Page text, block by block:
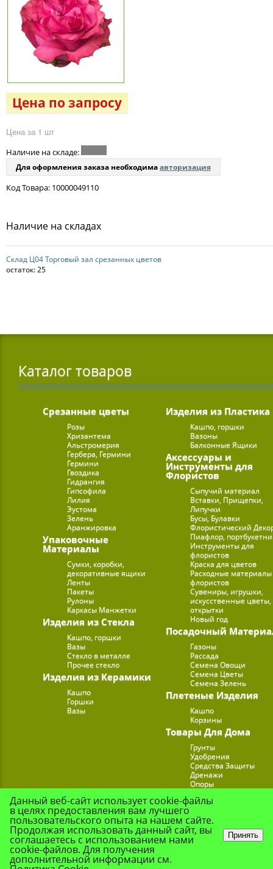
Цена по запросу
Цена за 1 шт
Наличие на складе:
Для оформления заказа необходимаавторизация
Код Товара: 10000049110
Наличие на складах
Склад Ц04 Торговый зал срезанных цветов
остаток:25
Каталог товаров
Срезанные цветы
Розы
Хризантема
Альстромерия
Гербера, Гермини
Гермини
Гвоздика
Гидрангия
Гипсофила
Лилия
Эустома
Зелень
Аранжировка
Упаковочные
Материалы
Сумки, коробки,
декоративные ящики
Ленты
Пакеты
Рулоны
Каркасы Манжетки
Изделия из Стекла
Кашпо, горшки
Вазы
Стекло в металле
Прочее стекло
Изделия из Керамики
Кашпо
Горшки
Вазы
Изделия из Пластика
Кашпо, горшки
Вазоны
Балконные Ящики
Аксессуары и
Инструменты для
Флористов
Сыпучий материал
Вставки, Прищепки,
Липучки
Бусы, Булавки
Флористический
Пиафлор,
Инструменты для
флористов
Краска для цветов
Расходные
флористов
Сувениры, игрушки,
искусственные цветы,
открытки
Новый год
Посадочный
Газоны
Рассада
Семена Овощи
Семена Цветы
Семена Зелень
Плетеные Изделия
Кашпо
Корзины
Товары Для Дома
Грунты
Удобрения
Средства Защиты
Дренажи
Опоры
Подставки для Цветов
Данный веб-сайт использует cookie-файлы
в целях предоставления вам лучшего
пользовательского опыта на нашем сайте.
Продолжая использовать данный сайт, вы
соглашаетесь с использованием нами
cookie-файлов. Для получения
дополнительной информации см.
Принять